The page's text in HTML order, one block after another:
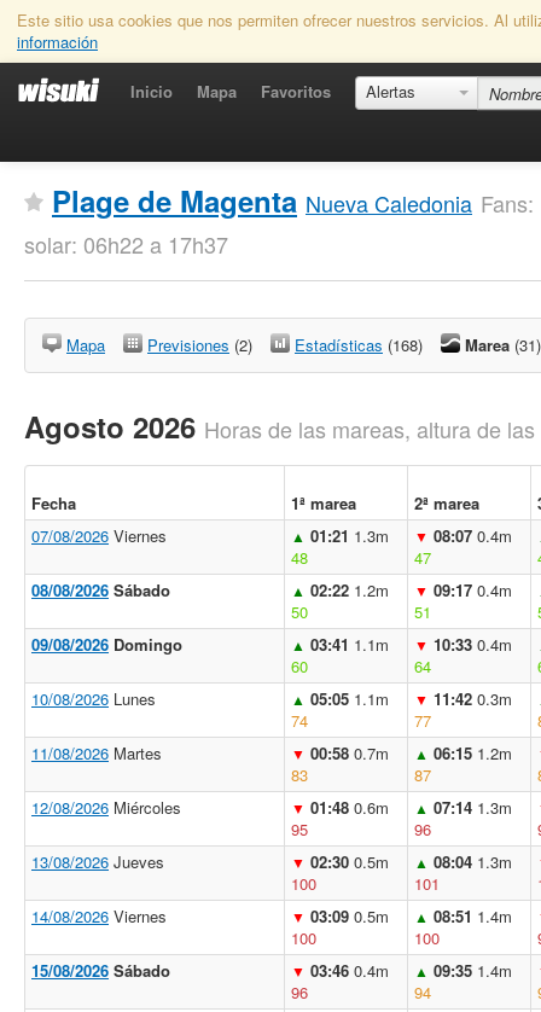
Este sitio usa cookies que nos permiten ofrecer nuestros servicios. Al
información
Inicio Mapa Favoritos Alertas
Plage de Magenta Nueva Caledonia
solar: 06h22 a 17h37
Mapa Previsiones (2) Estadísticas (168) Marea (31)
Agosto 2026 Horas de las mareas, altura de
Fecha 1ª marea 2ª marea
07/08/2026 Viernes ▲ 01:21 1.3m
48
▼ 08:07 0.4m
47
08/08/2026 Sábado ▲ 02:22 1.2m
50
▼ 09:17 0.4m
51
09/08/2026 Domingo ▲ 03:41 1.1m
60
▼ 10:33 0.4m
64
10/08/2026 Lunes ▲ 05:05 1.1m
74
▼ 11:42 0.3m
77
11/08/2026 Martes ▼ 00:58 0.7m
83
▲ 06:15 1.2m
87
12/08/2026 Miércoles ▼ 01:48 0.6m
95
▲ 07:14 1.3m
96
13/08/2026 Jueves ▼ 02:30 0.5m
100
▲ 08:04 1.3m
101
14/08/2026 Viernes ▼ 03:09 0.5m
100
▲ 08:51 1.4m
100
15/08/2026 Sábado ▼ 03:46 0.4m
96
▲ 09:35 1.4m
94